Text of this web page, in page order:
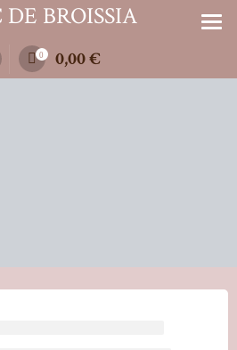
BROISSIA
0 0,00€